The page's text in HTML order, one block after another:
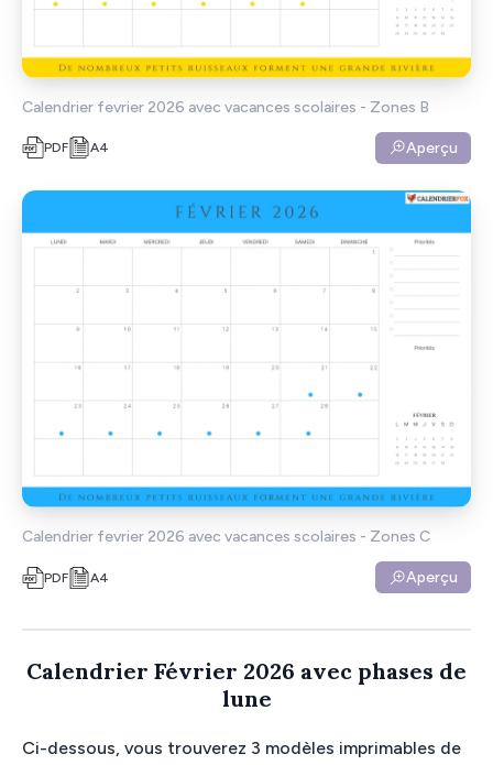
Calendrier fevrier 2026 avec vacances scolaires - Zones B
PDF A4 Aperçu
Calendrier fevrier 2026 avec vacances scolaires - Zones C
PDF A4 Aperçu
Calendrier Février 2026 avec phases de
lune
Ci-dessous, vous trouverez 3 modèles imprimables de